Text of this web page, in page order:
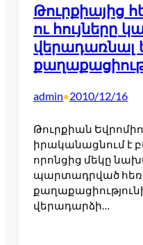
Թուրքիայից
ու հույները
վերադառնալ
admin•2010/12/16
Թուրքիան
իրականացնում է
որոնցից մեկը
պարտադրված
վերադարձի…